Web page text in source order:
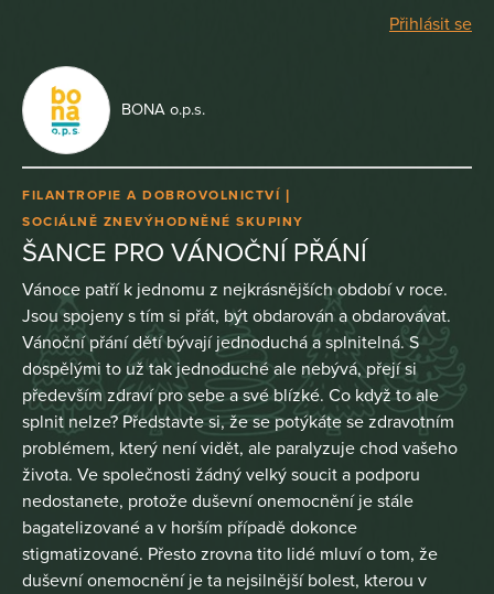
Přihlásit se
BONA o.p.s.
FILANTROPIE A DOBROVOLNICTVÍ
SOCIÁLNĚ ZNEVÝHODNĚNÉ SKUPINY
ŠANCE PRO VÁNOČNÍ PŘÁNÍ
Vánoce patří k jednomu z nejkrásnějších období v roce.
Jsou spojeny s tím si přát, být obdarován a obdarovávat.
Vánoční přání dětí bývají jednoduchá a splnitelná. S
dospělými to už tak jednoduché ale nebývá, přejí si
především zdraví pro sebe a své blízké. Co když to ale
splnit nelze? Představte si, že se potýkáte se zdravotním
problémem, který není vidět, ale paralyzuje chod vašeho
života. Ve společnosti žádný velký soucit a podporu
nedostanete, protože duševní onemocnění je stále
bagatelizované a v horším případě dokonce
stigmatizované. Přesto zrovna tito lidé mluví o tom, že
duševní onemocnění je ta nejsilnější bolest, kterou v